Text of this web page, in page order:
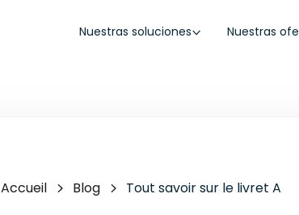
Nuestras soluciones Nuestras
Accueil Blog Tout savoir sur le livret A